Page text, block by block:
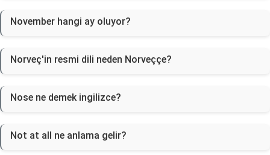
November hangi ay oluyor?
Norveç'in resmi dili neden Norveççe?
Nose ne demek ingilizce?
Not at all ne anlama gelir?